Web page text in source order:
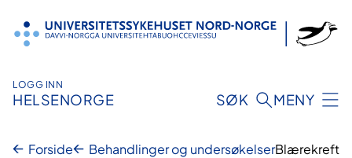
innhold
LOGG INN
HELSENORGE SØK MENY
Forside Behandlinger og undersøkelserBlærekreft